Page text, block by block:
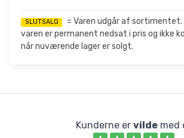
SLUTSALG
= Varen udgår af
varen er permanent nedsat i pris og ikke
når nuværende lager er solgt.
Kunderne er vildemed